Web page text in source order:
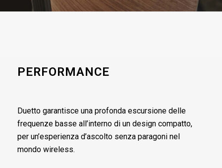
PERFORMANCE
Duetto garantisce una profonda escursione delle
frequenze basse all’interno di un design compatto,
per un’esperienza d’ascolto senza paragoni nel
mondo wireless.